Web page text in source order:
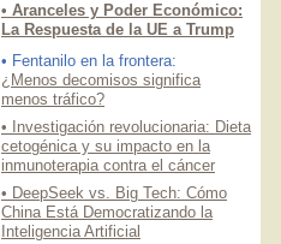
• DeepSeek vs. Big Tech: Cómo
China Está Democratizando la
Inteligencia Artificial
• Investigación revolucionaria: Dieta
cetogénica y su impacto en la
inmunoterapia contra el cáncer
• Fentanilo en la frontera:
¿Menos decomisos significa
menos tráfico?
• Aranceles y Poder Económico:
La Respuesta de la UE a Trump